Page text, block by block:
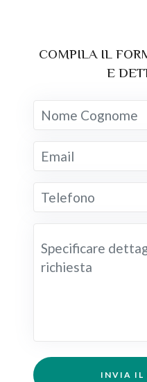
COMPILA IL
E
INVIA IL